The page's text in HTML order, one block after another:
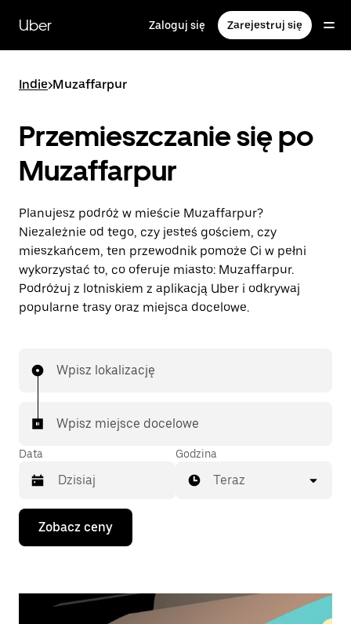
głównej
zawartości
Uber Zaloguj się Zarejestruj się
Indie>Muzaffarpur
Przemieszczanie się po
Muzaffarpur
Planujesz podróż w mieście Muzaffarpur?
Niezależnie od tego, czy jesteś gościem, czy
mieszkańcem, ten przewodnik pomoże Ci w pełni
wykorzystać to, co oferuje miasto: Muzaffarpur.
Podróżuj z lotniskiem z aplikacją Uber i odkrywaj
popularne trasy oraz miejsca docelowe.
Wpisz lokalizację
Wpisz miejsce docelowe
Data
Naciśnij
klawisz
strzałki
Godzina
Teraz
Zobacz ceny